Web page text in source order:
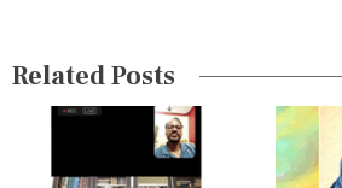
o
Related Posts